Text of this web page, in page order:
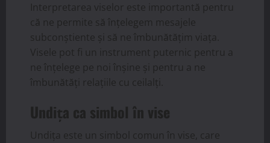
Interpretarea viselor este importantă pentru
că ne permite să înțelegem mesajele
subconștiente și să ne îmbunătățim viața.
Visele pot fi un instrument puternic pentru a
ne înțelege pe noi înșine și pentru a ne
îmbunătăți relațiile cu ceilalți.
Undița ca simbol în vise
Undița este un simbol comun în vise, care